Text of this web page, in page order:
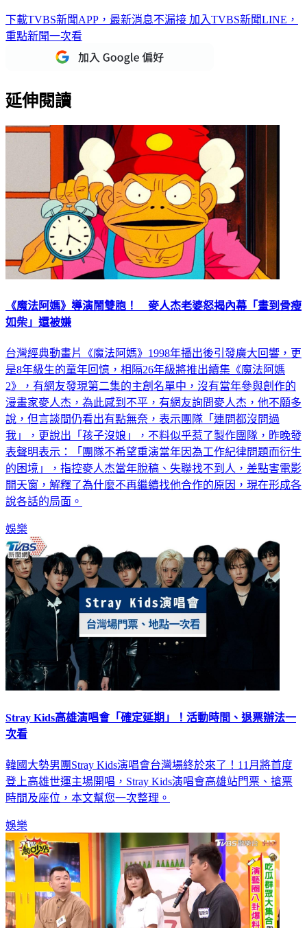
下載TVBS新聞APP，最新消息不漏接 加入TVBS新聞LINE，
重點新聞一次看
延伸閱讀
《魔法阿媽》導演鬧雙胞！ 麥人杰老婆怒揭內幕「畫到骨瘦
如柴」還被嫌
台灣經典動畫片《魔法阿媽》1998年播出後引發廣大回響，更
是8年級生的童年回憶，相隔26年級將推出續集《魔法阿媽
2》，有網友發現第二集的主創名單中，沒有當年參與創作的
漫畫家麥人杰，為此感到不平，有網友詢問麥人杰，他不願多
說，但言談間仍看出有點無奈，表示團隊「連問都沒問過
我」，更說出「孩子沒娘」，不料似乎惹了製作團隊，昨晚發
表聲明表示：「團隊不希望重演當年因為工作紀律問題而衍生
的困境」，指控麥人杰當年脫稿、失聯找不到人，差點害電影
開天窗，解釋了為什麼不再繼續找他合作的原因，現在形成各
說各話的局面。
娛樂
Stray Kids高雄演唱會「確定延期」！活動時間、退票辦法一
次看
韓國大勢男團Stray Kids演唱會台灣場終於來了！11月將首度
登上高雄世運主場開唱，Stray Kids演唱會高雄站門票、搶票
時間及座位，本文幫您一次整理。
娛樂